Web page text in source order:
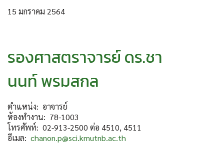
15 มกราคม 2564
รองศาสตราจารย์ดร.ชา
นนท์พรมสกล
ตำแหน่ง: อาจารย์
ห้องทำงาน: 78-1003
โทรศัพท์: 02-913-2500 ต่อ 4510, 4511
อีเมล: chanon.p@sci.kmutnb.ac.th